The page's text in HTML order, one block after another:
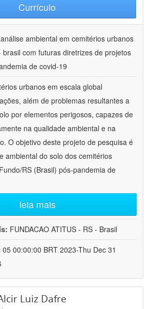
Currículo
análise ambiental em cemitérios urbanos
com futuras diretrizes de projetos
de covid-19
urbanos em escala global
além de problemas resultantes a
por elementos perigosos, capazes de
na qualidade ambiental e na
O objetivo deste projeto de pesquisa é
ambiental do solo dos cemitérios
RS (Brasil) pós-pandemia de
leia mais
FUNDACAO ATITUS - RS - Brasil
05 00:00:00 BRT 2023-Thu Dec 31
Luiz Dafre